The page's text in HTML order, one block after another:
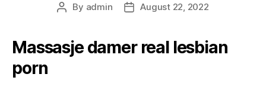
Post
By admin
PostAugust 22, 2022
Massasje damer real lesbian
porn